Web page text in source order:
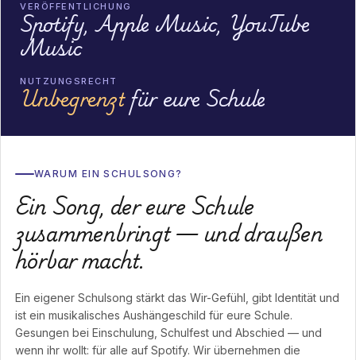
VERÖFFENTLICHUNG
Spotify, Apple Music, YouTube
Music
NUTZUNGSRECHT
Unbegrenztfür eure Schule
WARUM EIN SCHULSONG?
Ein Song, der eure Schule
zusammenbringt — und draußen
hörbar macht.
Ein eigener Schulsong stärkt das Wir-Gefühl, gibt Identität und
ist ein musikalisches Aushängeschild für eure Schule.
Gesungen bei Einschulung, Schulfest und Abschied — und
wenn ihr wollt: für alle auf Spotify. Wir übernehmen die